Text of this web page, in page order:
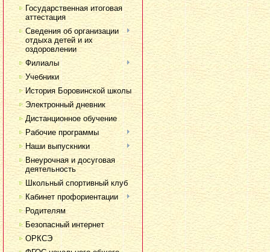
Государственная итоговая
аттестация
Сведения об организации
отдыха детей и их
оздоровлении
Филиалы
Учебники
История Боровинской школы
Электронный дневник
Дистанционное обучение
Рабочие программы
Наши выпускники
Внеурочная и досуговая
деятельность
Школьный спортивный клуб
Кабинет профориентации
Родителям
Безопасный интернет
ОРКСЭ